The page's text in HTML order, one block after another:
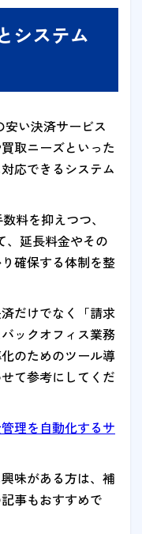
システム
安い決済サービス
取ニーズといった
応できるシステム
料を抑えつつ、
、延長料金やその
確保する体制を整
だけでなく「請求
ックオフィス業務
のためのツール導
て参考にしてくだ
理を自動化するサ
味がある方は、補
事もおすすめで